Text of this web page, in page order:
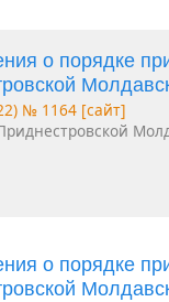
о порядке
№ 1164 [сайт]
о порядке